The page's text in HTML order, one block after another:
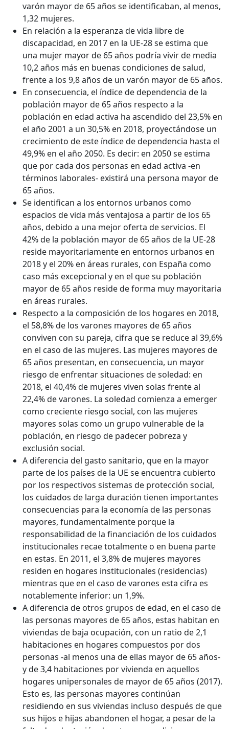
varón mayor de 65 años se identificaban, al menos,
1,32 mujeres.
En relación a la esperanza de vida libre de
discapacidad, en 2017 en la UE-28 se estima que
una mujer mayor de 65 años podría vivir de media
10,2 años más en buenas condiciones de salud,
frente a los 9,8 años de un varón mayor de 65 años.
En consecuencia, el índice de dependencia de la
población mayor de 65 años respecto a la
población en edad activa ha ascendido del 23,5% en
el año 2001 a un 30,5% en 2018, proyectándose un
crecimiento de este índice de dependencia hasta el
49,9% en el año 2050. Es decir: en 2050 se estima
que por cada dos personas en edad activa -en
términos laborales- existirá una persona mayor de
65 años.
Se identifican a los entornos urbanos como
espacios de vida más ventajosa a partir de los 65
años, debido a una mejor oferta de servicios. El
42% de la población mayor de 65 años de la UE-28
reside mayoritariamente en entornos urbanos en
2018 y el 20% en áreas rurales, con España como
caso más excepcional y en el que su población
mayor de 65 años reside de forma muy mayoritaria
en áreas rurales.
Respecto a la composición de los hogares en 2018,
el 58,8% de los varones mayores de 65 años
conviven con su pareja, cifra que se reduce al 39,6%
en el caso de las mujeres. Las mujeres mayores de
65 años presentan, en consecuencia, un mayor
riesgo de enfrentar situaciones de soledad: en
2018, el 40,4% de mujeres viven solas frente al
22,4% de varones. La soledad comienza a emerger
como creciente riesgo social, con las mujeres
mayores solas como un grupo vulnerable de la
población, en riesgo de padecer pobreza y
exclusión social.
A diferencia del gasto sanitario, que en la mayor
parte de los países de la UE se encuentra cubierto
por los respectivos sistemas de protección social,
los cuidados de larga duración tienen importantes
consecuencias para la economía de las personas
mayores, fundamentalmente porque la
responsabilidad de la financiación de los cuidados
institucionales recae totalmente o en buena parte
en estas. En 2011, el 3,8% de mujeres mayores
residen en hogares institucionales (residencias)
mientras que en el caso de varones esta cifra es
notablemente inferior: un 1,9%.
A diferencia de otros grupos de edad, en el caso de
las personas mayores de 65 años, estas habitan en
viviendas de baja ocupación, con un ratio de 2,1
habitaciones en hogares compuestos por dos
personas -al menos una de ellas mayor de 65 años-
y de 3,4 habitaciones por vivienda en aquellos
hogares unipersonales de mayor de 65 años (2017).
Esto es, las personas mayores continúan
residiendo en sus viviendas incluso después de que
sus hijos e hijas abandonen el hogar, a pesar de la